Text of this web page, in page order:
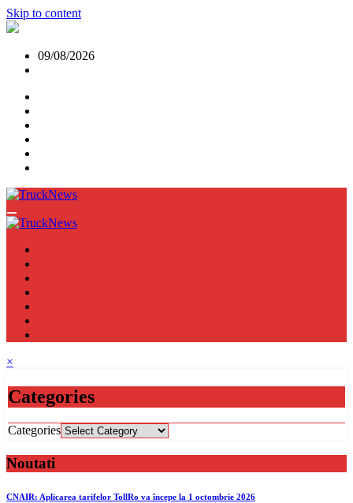
Skip to content
09/08/2026
×
Categories
Categories
Noutati
CNAIR: Aplicarea tarifelor TollRo va începe la 1 octombrie 2026